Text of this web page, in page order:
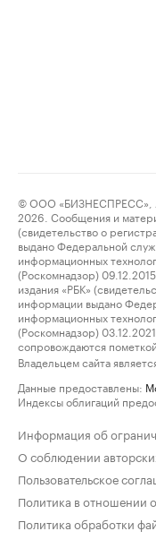
© ООО «БИЗНЕСПРЕСС»,
2026. Сообщения и
(свидетельство о
выдано Федеральной
информационных
(Роскомнадзор)
издания «РБК»
информации выдано
информационных
(Роскомнадзор)
сопровождаются
Владельцем сайта
Данные предоставлены:
Индексы облигаций
Информация об
О соблюдении
Пользовательское
Политика в отношении
Политика обработки